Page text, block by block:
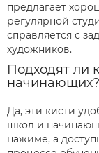
предлагает
регулярной
справляется с
художников.
Подходят ли
начинающих?
Да, эти кисти
школ и
нажиме, а